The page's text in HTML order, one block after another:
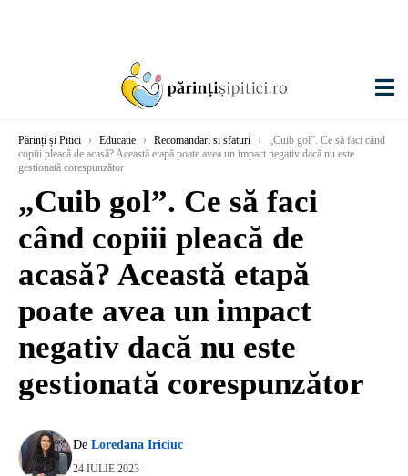
Părinți și Pitici › Educatie › Recomandari si sfaturi ›
„Cuib gol”. Ce să faci când
copiii pleacă de acasă? Această etapă poate avea un impact negativ dacă nu este
gestionată corespunzător
„Cuib gol”. Ce să faci
când copiii pleacă de
acasă? Această etapă
poate avea un impact
negativ dacă nu este
gestionată corespunzător
De Loredana Iriciuc
24 IULIE 2023